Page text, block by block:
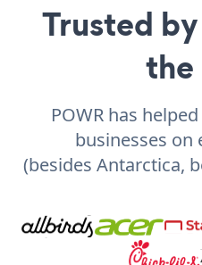
Trusted
the
POWR has
businesses on
(besides Antarctica,